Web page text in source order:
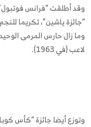
وقد أطلقت “فرانس
“جائزة ياشين”، تكريما
وما زال حارس المرمى
لاعب (في 1963).
وتوزع أيضا جائزة “كأس كوبا”